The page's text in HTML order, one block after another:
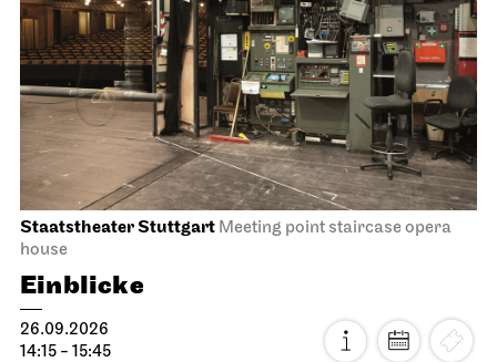
Staatstheater Stuttgart Meeting point staircase opera
house
Einblicke
26.09.2026
14:15 - 15:45